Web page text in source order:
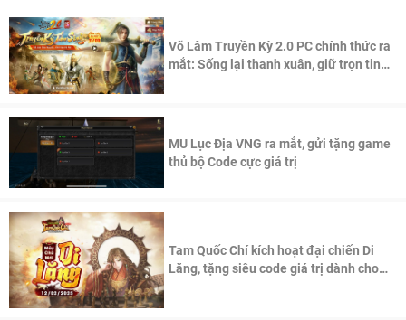
Võ Lâm Truyền Kỳ 2.0 PC chính thức ra
mắt: Sống lại thanh xuân, giữ trọn tinh
MU Lục Địa VNG ra mắt, gửi tặng game
thủ bộ Code cực giá trị
Tam Quốc Chí kích hoạt đại chiến Di
Lăng, tặng siêu code giá trị dành cho